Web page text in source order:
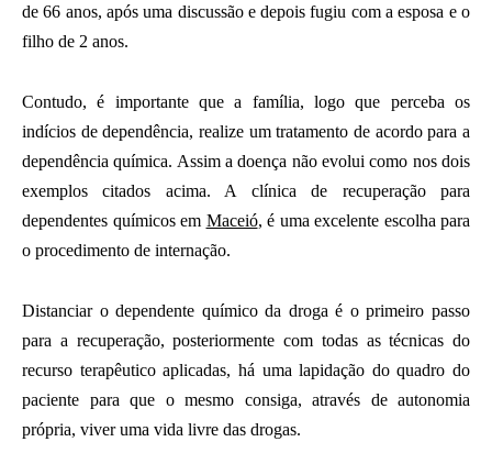
de 66 anos, após uma discussão e depois fugiu com a esposa e o
filho de 2 anos.
Contudo, é importante que a família, logo que perceba os
indícios de dependência, realize um tratamento de acordo para a
dependência química. Assim a doença não evolui como nos dois
exemplos citados acima. A clínica de recuperação para
dependentes químicos em Maceió, é uma excelente escolha para
o procedimento de internação.
Distanciar o dependente químico da droga é o primeiro passo
para a recuperação, posteriormente com todas as técnicas do
recurso terapêutico aplicadas, há uma lapidação do quadro do
paciente para que o mesmo consiga, através de autonomia
própria, viver uma vida livre das drogas.